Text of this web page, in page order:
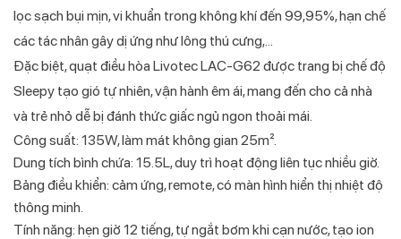
lọc sạch bụi mịn, vi khuẩn trong không khí đến 99,95%, hạn chế
các tác nhân gây dị ứng như lông thú cưng,...
Đặc biệt, quạt điều hòa Livotec LAC-G62 được trang bị chế độ
Sleepy tạo gió tự nhiên, vận hành êm ái, mang đến cho cả nhà
và trẻ nhỏ dễ bị đánh thức giấc ngủ ngon thoải mái.
Công suất: 135W, làm mát không gian 25m².
Dung tích bình chứa: 15.5L, duy trì hoạt động liên tục nhiều giờ.
Bảng điều khiển: cảm ứng, remote, có màn hình hiển thị nhiệt độ
thông minh.
Tính năng: hẹn giờ 12 tiếng, tự ngắt bơm khi cạn nước, tạo ion